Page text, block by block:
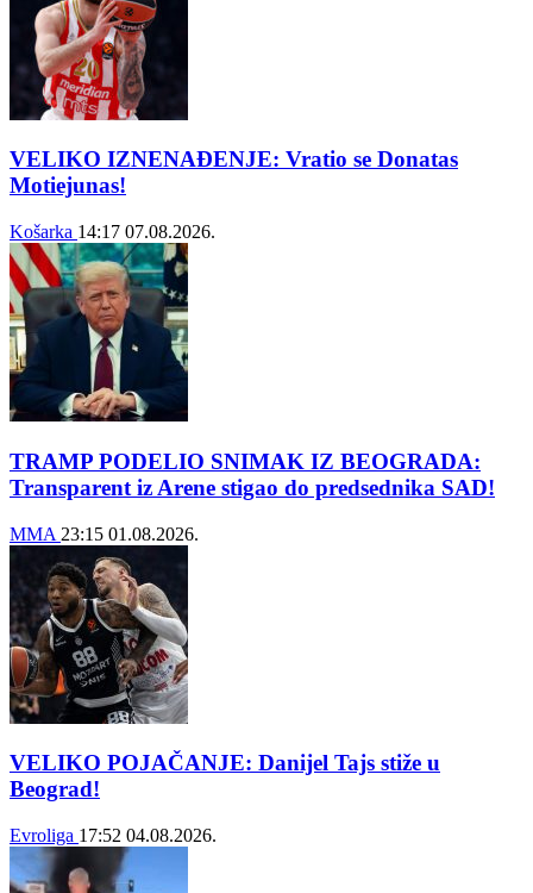
VELIKO IZNENAĐENJE: Vratio se Donatas
Motiejunas!
Košarka 14:17 07.08.2026.
TRAMP PODELIO SNIMAK IZ BEOGRADA:
Transparent iz Arene stigao do predsednika SAD!
MMA 23:15 01.08.2026.
VELIKO POJAČANJE: Danijel Tajs stiže u
Beograd!
Evroliga 17:52 04.08.2026.